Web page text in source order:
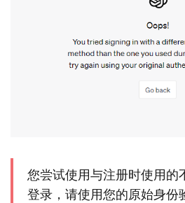
您尝试使用与注册时使用的
登录，请使用您的原始身份